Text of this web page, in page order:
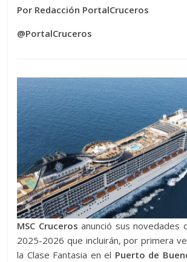
Por Redacción PortalCruceros
@PortalCruceros
MSC Crucerosanunció sus novedades
2025-2026 que incluirán, por primera
la Clase Fantasia en el Puerto de